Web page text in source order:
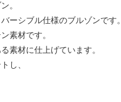
。
ーシブル仕様のブルゾンです。
素材です。
素材に仕上げています。
し、